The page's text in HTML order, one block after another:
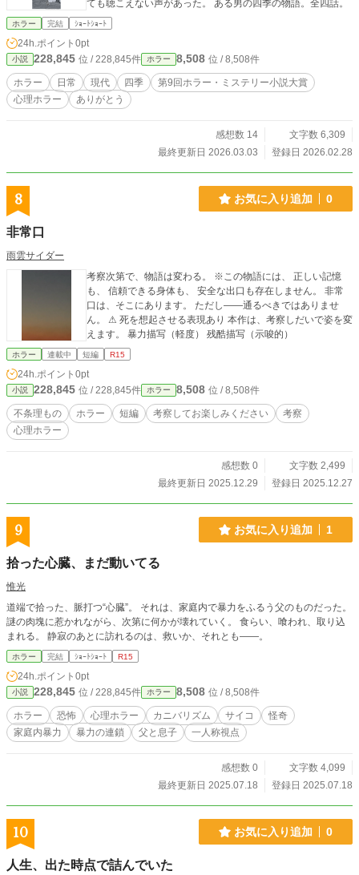
ても聴こえない声があった。 ある男の四季の物語。全四話。
ホラー 完結 ｼｮｰﾄｼｮｰﾄ
24h.ポイント 0pt
小説 228,845 位 / 228,845件 ホラー 8,508 位 / 8,508件
ホラー 日常 現代 四季
第9回ホラー・ミステリー小説大賞
心理ホラー
ありがとう
感想数 14
文字数 6,309
最終更新日 2026.03.03
登録日 2026.02.28
8 お気に入り追加 0
非常口
雨雲サイダー
考察次第で、物語は変わる。 ※この物語には、 正しい記憶
も、 信頼できる身体も、 安全な出口も存在しません。 非常
口は、そこにあります。 ただし――通るべきではありませ
ん。 ⚠︎ 死を想起させる表現あり 本作は、考察しだいで姿を変
えます。 暴力描写（軽度） 残酷描写（示唆的）
ホラー 連載中 短編 R15
24h.ポイント 0pt
小説 228,845 位 / 228,845件 ホラー 8,508 位 / 8,508件
不条理もの ホラー 短編 考察してお楽しみください
考察
心理ホラー
感想数 0
文字数 2,499
最終更新日 2025.12.29
登録日 2025.12.27
9 お気に入り追加 1
拾った心臓、まだ動いてる
惟光
道端で拾った、脈打つ“心臓”。 それは、家庭内で暴力をふるう父のものだった。
謎の肉塊に惹かれながら、次第に何かが壊れていく。 食らい、喰われ、取り込
まれる。 静寂のあとに訪れるのは、救いか、それとも――。
ホラー 完結 ｼｮｰﾄｼｮｰﾄ R15
24h.ポイント 0pt
小説 228,845 位 / 228,845件 ホラー 8,508 位 / 8,508件
ホラー 恐怖 心理ホラー カニバリズム サイコ
怪奇
家庭内暴力
暴力の連鎖 父と息子 一人称視点
感想数 0
文字数 4,099
最終更新日 2025.07.18
登録日 2025.07.18
10 お気に入り追加 0
人生、出た時点で詰んでいた